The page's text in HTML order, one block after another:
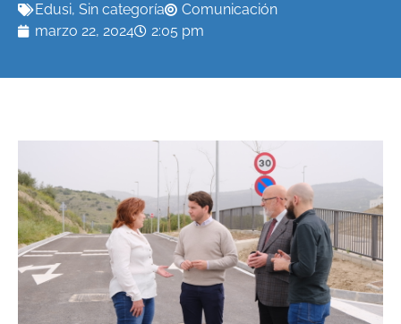
Edusi, Sin categoría
Comunicación
marzo 22, 2024
2:05 pm